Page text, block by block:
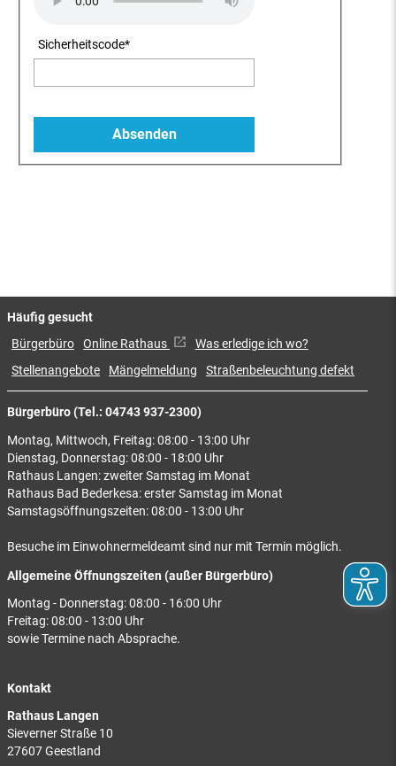
Sicherheitscode*
Bürgerbüro (Tel.: 04743 937-2300)
Montag, Mittwoch, Freitag: 08:00 - 13:00 Uhr
Dienstag, Donnerstag: 08:00 - 18:00 Uhr
Rathaus Langen: zweiter Samstag im Monat
Rathaus Bad Bederkesa: erster Samstag im Monat
Samstagsöffnungszeiten: 08:00 - 13:00 Uhr
Besuche im Einwohnermeldeamt sind nur mit Termin möglich.
Allgemeine Öffnungszeiten (außer Bürgerbüro)
Montag - Donnerstag: 08:00 - 16:00 Uhr
Freitag: 08:00 - 13:00 Uhr
sowie Termine nach Absprache.
Kontakt
Rathaus Langen
Sieverner Straße 10
27607 Geestland
Häufig gesucht
Bürgerbüro Online Rathaus
Was erledige ich wo?
Stellenangebote
Mängelmeldung Straßenbeleuchtung defekt